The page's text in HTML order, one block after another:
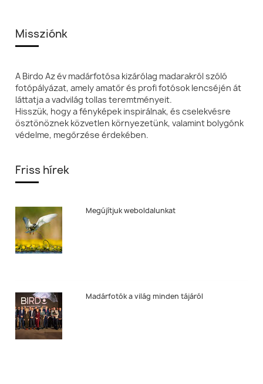
Missziónk
A Birdo Az év madárfotósa kizárólag madarakról szóló
fotópályázat, amely amatőr és profi fotósok lencséjén át
láttatja a vadvilág tollas teremtményeit.
Hisszük, hogy a fényképek inspirálnak, és cselekvésre
ösztönöznek közvetlen környezetünk, valamint bolygónk
védelme, megőrzése érdekében.
Friss hírek
Megújítjuk weboldalunkat
Madárfotók a világ minden tájáról